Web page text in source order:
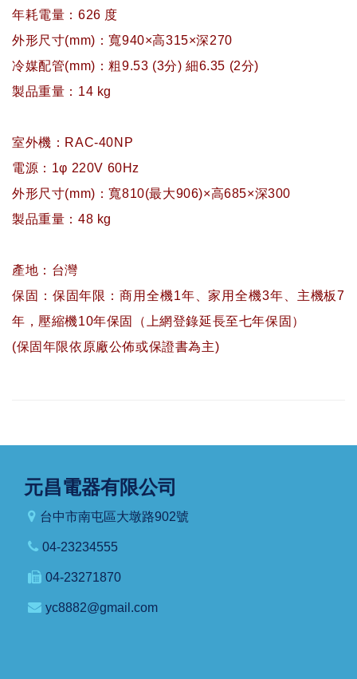
年耗電量：626 度
外形尺寸(mm)：寬940×高315×深270
冷媒配管(mm)：粗9.53 (3分) 細6.35 (2分)
製品重量：14 kg
室外機：RAC-40NP
電源：1φ 220V 60Hz
外形尺寸(mm)：寬810(最大906)×高685×深300
製品重量：48 kg
產地：台灣
保固：保固年限：商用全機1年、家用全機3年、主機板7
年，壓縮機10年保固（上網登錄延長至七年保固）
(保固年限依原廠公佈或保證書為主)
元昌電器有限公司
台中市南屯區大墩路902號
04-23234555
04-23271870
yc8882@gmail.com